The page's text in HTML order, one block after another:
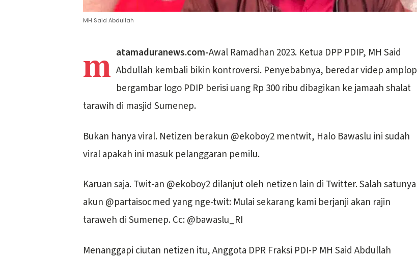
MH Said Abdullah
m atamaduranews.com-Awal Ramadhan 2023. Ketua DPP PDIP, MH Said
Abdullah kembali bikin kontroversi. Penyebabnya, beredar videp amplop
bergambar logo PDIP berisi uang Rp 300 ribu dibagikan ke jamaah shalat
tarawih di masjid Sumenep.
Bukan hanya viral. Netizen berakun @ekoboy2 mentwit, Halo Bawaslu ini sudah
viral apakah ini masuk pelanggaran pemilu.
Karuan saja. Twit-an @ekoboy2 dilanjut oleh netizen lain di Twitter. Salah satunya
akun @partaisocmed yang nge-twit: Mulai sekarang kami berjanji akan rajin
taraweh di Sumenep. Cc: @bawaslu_RI
Menanggapi ciutan netizen itu, Anggota DPR Fraksi PDI-P MH Said Abdullah